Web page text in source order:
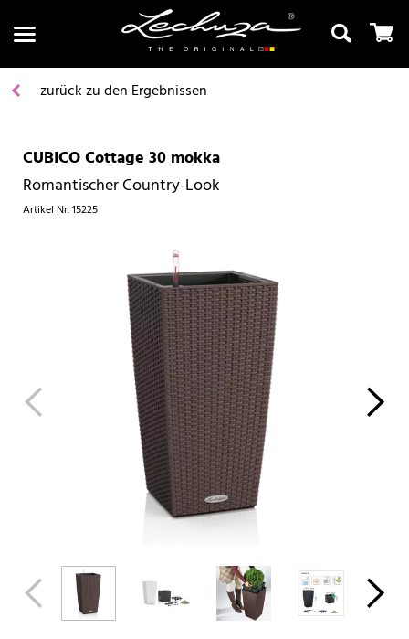
Suchen
zurück zu den Ergebnissen
CUBICO Cottage 30 mokka
Romantischer Country-Look
Artikel Nr.15225